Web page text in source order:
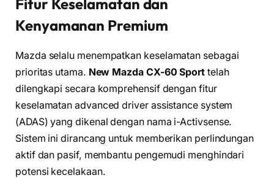
Kenyamanan Premium
Mazda selalu menempatkan keselamatan sebagai
prioritas utama. New Mazda CX-60 Sporttelah
dilengkapi secara komprehensif dengan fitur
keselamatan advanced driver assistance system
(ADAS) yang dikenal dengan nama i-Activsense.
Sistem ini dirancang untuk memberikan perlindungan
aktif dan pasif, membantu pengemudi menghindari
potensi kecelakaan.